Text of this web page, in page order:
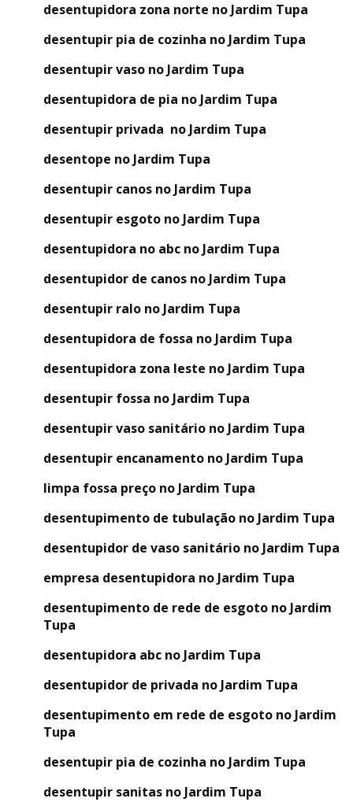
desentupidora zona norte no Jardim Tupa
desentupir pia de cozinha no Jardim Tupa
desentupir vaso no Jardim Tupa
desentupidora de pia no Jardim Tupa
desentupir privada no Jardim Tupa
desentope no Jardim Tupa
desentupir canos no Jardim Tupa
desentupir esgoto no Jardim Tupa
desentupidora no abc no Jardim Tupa
desentupidor de canos no Jardim Tupa
desentupir ralo no Jardim Tupa
desentupidora de fossa no Jardim Tupa
desentupidora zona leste no Jardim Tupa
desentupir fossa no Jardim Tupa
desentupir vaso sanitário no Jardim Tupa
desentupir encanamento no Jardim Tupa
limpa fossa preço no Jardim Tupa
desentupimento de tubulação no Jardim Tupa
desentupidor de vaso sanitário no Jardim Tupa
empresa desentupidora no Jardim Tupa
desentupimento de rede de esgoto no Jardim
Tupa
desentupidora abc no Jardim Tupa
desentupidor de privada no Jardim Tupa
desentupimento em rede de esgoto no Jardim
Tupa
desentupir pia de cozinha no Jardim Tupa
desentupir sanitas no Jardim Tupa